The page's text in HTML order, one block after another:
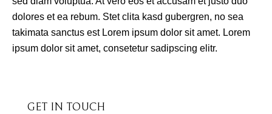
dolores et ea rebum. Stet clita kasd gubergren, no sea
takimata sanctus est Lorem ipsum dolor sit amet. Lorem
ipsum dolor sit amet, consetetur sadipscing elitr.
GET IN TOUCH